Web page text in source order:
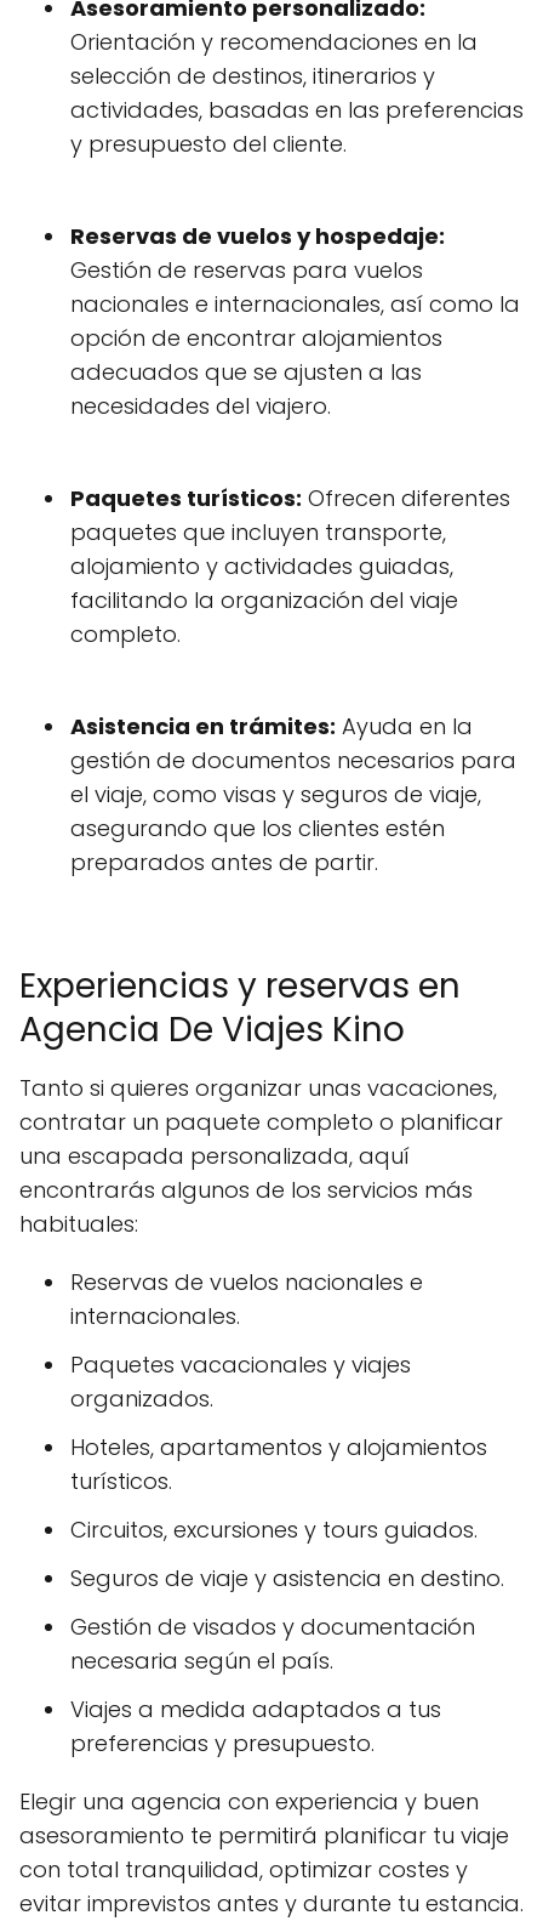
Asesoramiento personalizado:
Orientación y recomendaciones en la
selección de destinos, itinerarios y
actividades, basadas en las preferencias
y presupuesto del cliente.
Reservas de vuelos y hospedaje:
Gestión de reservas para vuelos
nacionales e internacionales, así como la
opción de encontrar alojamientos
adecuados que se ajusten a las
necesidades del viajero.
Paquetes turísticos: Ofrecen diferentes
paquetes que incluyen transporte,
alojamiento y actividades guiadas,
facilitando la organización del viaje
completo.
Asistencia en trámites: Ayuda en la
gestión de documentos necesarios para
el viaje, como visas y seguros de viaje,
asegurando que los clientes estén
preparados antes de partir.
Experiencias y reservas en
Agencia De Viajes Kino
Tanto si quieres organizar unas vacaciones,
contratar un paquete completo o planificar
una escapada personalizada, aquí
encontrarás algunos de los servicios más
habituales:
Reservas de vuelos nacionales e
internacionales.
Paquetes vacacionales y viajes
organizados.
Hoteles, apartamentos y alojamientos
turísticos.
Circuitos, excursiones y tours guiados.
Seguros de viaje y asistencia en destino.
Gestión de visados y documentación
necesaria según el país.
Viajes a medida adaptados a tus
preferencias y presupuesto.
Elegir una agencia con experiencia y buen
asesoramiento te permitirá planificar tu viaje
con total tranquilidad, optimizar costes y
evitar imprevistos antes y durante tu estancia.